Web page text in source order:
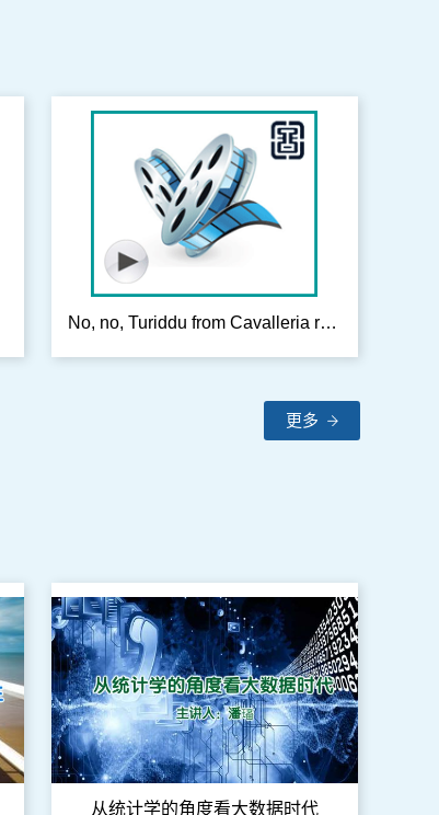
No, no, Turiddu from Cavalleria rusticana
更多
从统计学的角度看大数据时代